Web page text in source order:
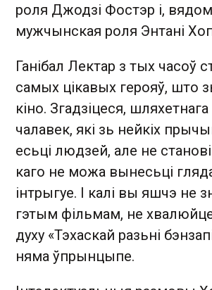
роля Джодзі Фостэр і,
мужчынская роля Энтані
Ганібал Лектар з тых часоў
самых цікавых герояў, што
кіно. Згадзіцеся,
чалавек, які зь нейкіх
есьці людзей, але не
каго не можа вынесьці
інтрыгуе. І калі вы яшчэ не
гэтым фільмам, не
духу «Тэхаскай разьні
няма ўпрынцыпе.